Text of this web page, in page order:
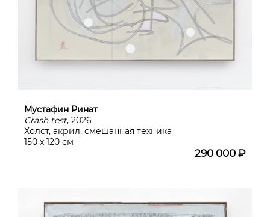
Мустафин Ринат
Сrash test, 2026
Холст, акрил, смешанная техника
150 х 120 см
290 000 ₽